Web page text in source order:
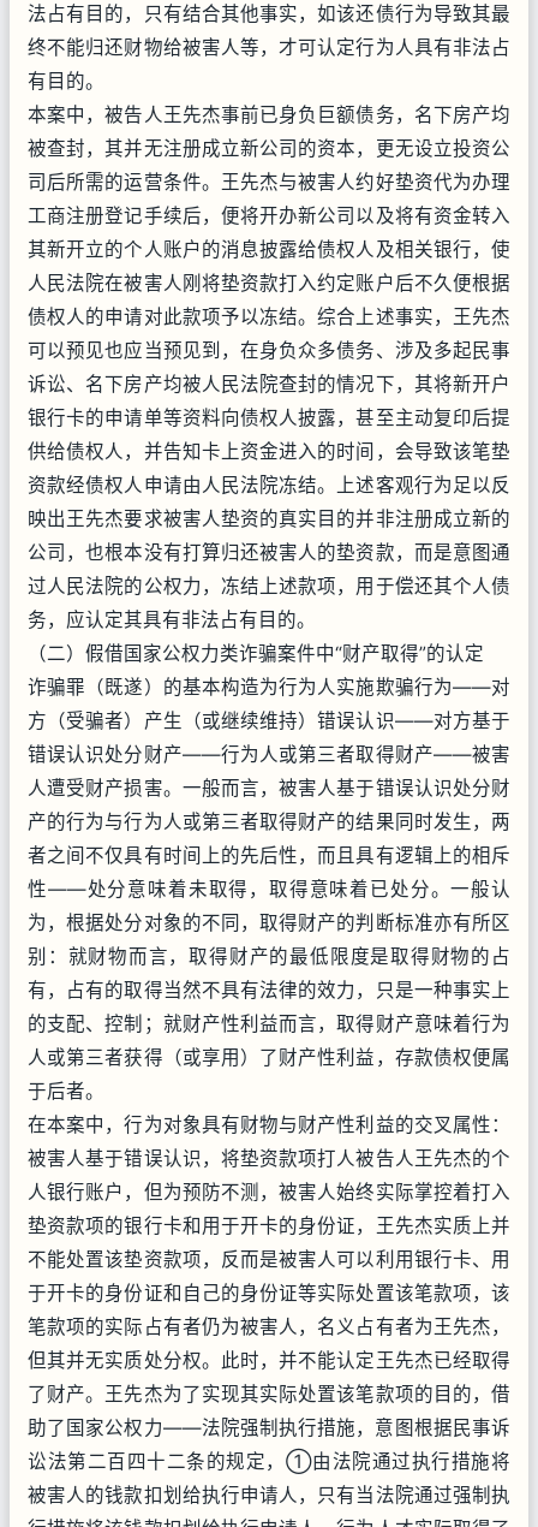
法占有目的，只有结合其他事实，如该还债行为导致其最
终不能归还财物给被害人等，才可认定行为人具有非法占
有目的。
本案中，被告人王先杰事前已身负巨额债务，名下房产均
被查封，其并无注册成立新公司的资本，更无设立投资公
司后所需的运营条件。王先杰与被害人约好垫资代为办理
工商注册登记手续后，便将开办新公司以及将有资金转入
其新开立的个人账户的消息披露给债权人及相关银行，使
人民法院在被害人刚将垫资款打入约定账户后不久便根据
债权人的申请对此款项予以冻结。综合上述事实，王先杰
可以预见也应当预见到，在身负众多债务、涉及多起民事
诉讼、名下房产均被人民法院查封的情况下，其将新开户
银行卡的申请单等资料向债权人披露，甚至主动复印后提
供给债权人，并告知卡上资金进入的时间，会导致该笔垫
资款经债权人申请由人民法院冻结。上述客观行为足以反
映出王先杰要求被害人垫资的真实目的并非注册成立新的
公司，也根本没有打算归还被害人的垫资款，而是意图通
过人民法院的公权力，冻结上述款项，用于偿还其个人债
务，应认定其具有非法占有目的。
（二）假借国家公权力类诈骗案件中“财产取得”的认定
诈骗罪（既遂）的基本构造为行为人实施欺骗行为——对
方（受骗者）产生（或继续维持）错误认识——对方基于
错误认识处分财产——行为人或第三者取得财产——被害
人遭受财产损害。一般而言，被害人基于错误认识处分财
产的行为与行为人或第三者取得财产的结果同时发生，两
者之间不仅具有时间上的先后性，而且具有逻辑上的相斥
性——处分意味着未取得，取得意味着已处分。一般认
为，根据处分对象的不同，取得财产的判断标准亦有所区
别：就财物而言，取得财产的最低限度是取得财物的占
有，占有的取得当然不具有法律的效力，只是一种事实上
的支配、控制；就财产性利益而言，取得财产意味着行为
人或第三者获得（或享用）了财产性利益，存款债权便属
于后者。
在本案中，行为对象具有财物与财产性利益的交叉属性：
被害人基于错误认识，将垫资款项打人被告人王先杰的个
人银行账户，但为预防不测，被害人始终实际掌控着打入
垫资款项的银行卡和用于开卡的身份证，王先杰实质上并
不能处置该垫资款项，反而是被害人可以利用银行卡、用
于开卡的身份证和自己的身份证等实际处置该笔款项，该
笔款项的实际占有者仍为被害人，名义占有者为王先杰，
但其并无实质处分权。此时，并不能认定王先杰已经取得
了财产。王先杰为了实现其实际处置该笔款项的目的，借
助了国家公权力——法院强制执行措施，意图根据民事诉
讼法第二百四十二条的规定，①由法院通过执行措施将
被害人的钱款扣划给执行申请人，只有当法院通过强制执